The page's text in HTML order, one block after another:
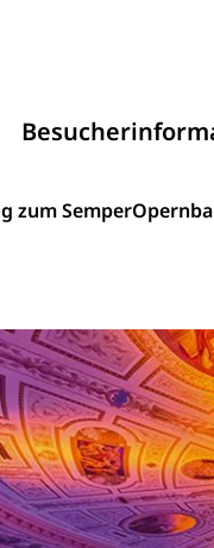
zum
zum